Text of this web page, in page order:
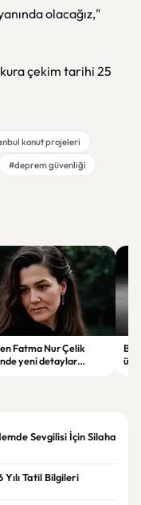
olacağız,"
çekim tarihi 25
konut projeleri
#deprem güvenliği
Fatma Nur Çelik
yeni detaylar
Sevgilisi İçin Silaha
Tatil Bilgileri